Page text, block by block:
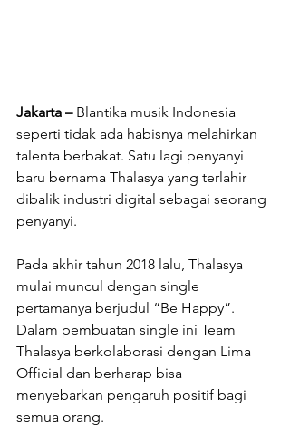
Jakarta – Blantika musik Indonesia
seperti tidak ada habisnya melahirkan
talenta berbakat. Satu lagi penyanyi
baru bernama Thalasya yang terlahir
dibalik industri digital sebagai seorang
penyanyi.
Pada akhir tahun 2018 lalu, Thalasya
mulai muncul dengan single
pertamanya berjudul “Be Happy”.
Dalam pembuatan single ini Team
Thalasya berkolaborasi dengan Lima
Official dan berharap bisa
menyebarkan pengaruh positif bagi
semua orang.